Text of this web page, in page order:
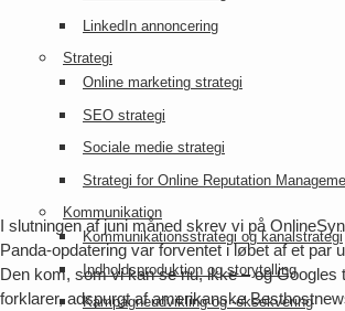
LinkedIn annoncering
Strategi
Online marketing strategi
SEO strategi
Sociale medie strategi
Strategi for Online Reputation
Kommunikation
Kommunikationsstrategi og kanalstrategi
Indholdsproduktion og storytelling
Kampagneudvikling og -eksekvering
I slutningen af juni måned skrev vi på
Panda-opdatering var forventet i løbet af et par
Den kom, som vi kan se nu, ikke – og Googles
forklarer, adspurgt af amerikanske